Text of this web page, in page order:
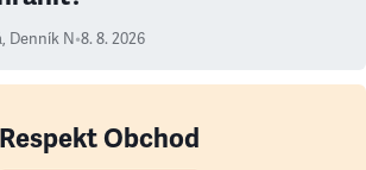
, Denník N•8. 8. 2026
Respekt Obchod